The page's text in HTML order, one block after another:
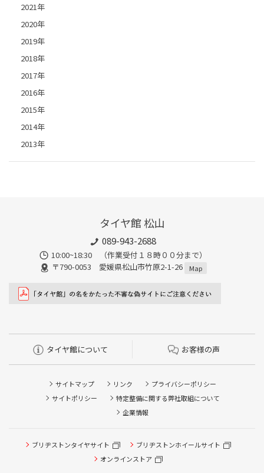
2021年
2020年
2019年
2018年
2017年
2016年
2015年
2014年
2013年
タイヤ館 松山
089-943-2688
10:00~18:30 （作業受付１８時００分まで）
〒790-0053 愛媛県松山市竹原2-1-26
Map
タイヤ館について お客様の声
サイトマップ リンク
プライバシーポリシー
サイトポリシー
特定整備に関する弊社取組について
企業情報
ブリヂストンタイヤサイト
ブリヂストンホイールサイト
オンラインストア
タイヤ点検・安全点検/タイヤ履き替え/オイル交換/その他
ピット作業の予約